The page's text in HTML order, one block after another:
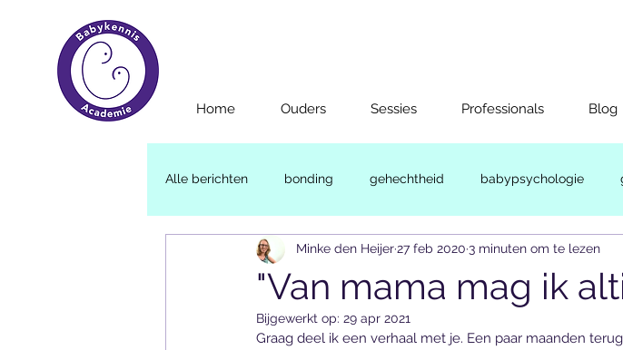
Home Ouders Sessies Professionals Blog
Alle berichten bonding gehechtheid babypsychologie
Emotionele ontwikkeling
"Van mama mag ik
Minke den Heijer27 feb 2020 3 minuten om te lezen
Bijgewerkt op: 29 apr 2021
Graag deel ik een verhaal met je. Een paar maanden